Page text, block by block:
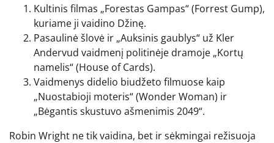
Kultinis filmas „Forestas Gampas“ (Forrest Gump),
kuriame ji vaidino Džinę.
Pasaulinė šlovė ir „Auksinis gaublys“ už Kler
Andervud vaidmenį politinėje dramoje „Kortų
namelis“ (House of Cards).
Vaidmenys didelio biudžeto filmuose kaip
„Nuostabioji moteris“ (Wonder Woman) ir
„Bėgantis skustuvo ašmenimis 2049“.
Robin Wright ne tik vaidina, bet ir sėkmingai režisuoja